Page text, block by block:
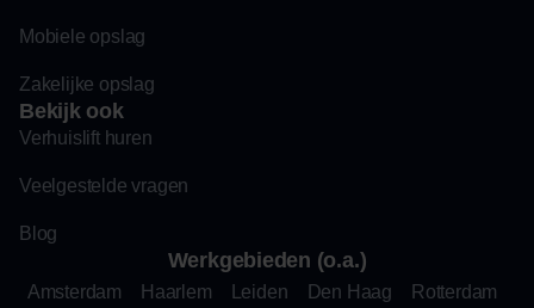
Mobiele opslag
Zakelijke opslag
Bekijk ook
Verhuislift huren
Veelgestelde vragen
Blog
Werkgebieden (o.a.)
Amsterdam Haarlem Leiden Den Haag
Rotterdam